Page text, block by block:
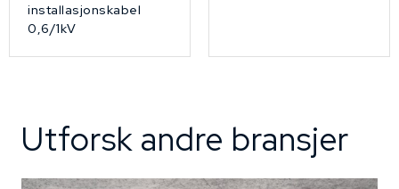
installasjonskabel
0,6/1kV
Utforsk andre bransjer